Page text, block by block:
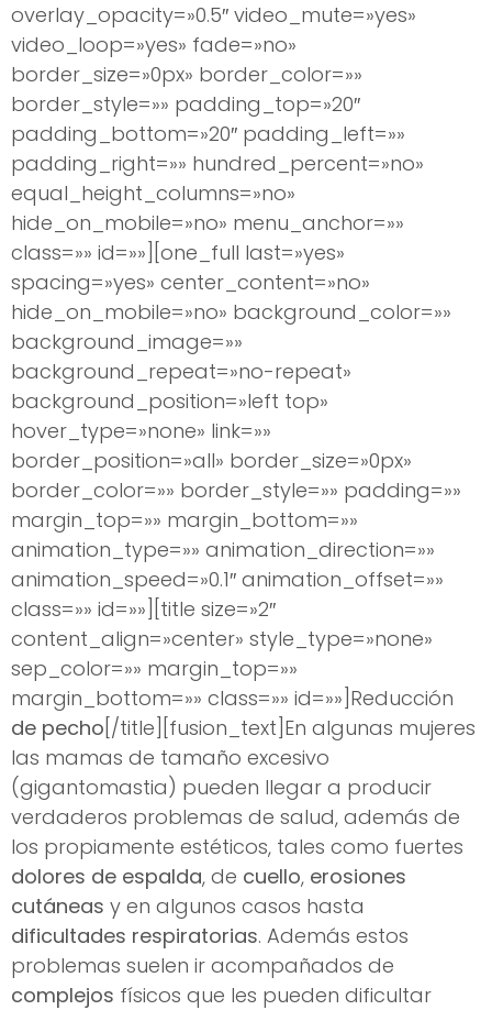
overlay_opacity=»0.5″ video_mute=»yes»
video_loop=»yes» fade=»no»
border_size=»0px» border_color=»»
border_style=»» padding_top=»20″
padding_bottom=»20″ padding_left=»»
padding_right=»» hundred_percent=»no»
equal_height_columns=»no»
hide_on_mobile=»no» menu_anchor=»»
class=»» id=»»][one_full last=»yes»
spacing=»yes» center_content=»no»
hide_on_mobile=»no» background_color=»»
background_image=»»
background_repeat=»no-repeat»
background_position=»left top»
hover_type=»none» link=»»
border_position=»all» border_size=»0px»
border_color=»» border_style=»» padding=»»
margin_top=»» margin_bottom=»»
animation_type=»» animation_direction=»»
animation_speed=»0.1″ animation_offset=»»
class=»» id=»»][title size=»2″
content_align=»center» style_type=»none»
sep_color=»» margin_top=»»
margin_bottom=»» class=»» id=»»]Reducción
de pecho [/title][fusion_text]En algunas mujeres
las mamas de tamaño excesivo
(gigantomastia) pueden llegar a producir
verdaderos problemas de salud, además de
los propiamente estéticos, tales como fuertes
dolores de espalda, de cuello, erosiones
cutáneas y en algunos casos hasta
dificultades respiratorias. Además estos
problemas suelen ir acompañados de
complejos físicos que les pueden dificultar